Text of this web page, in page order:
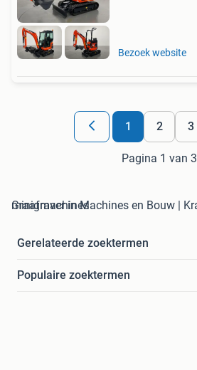
Bezoek website
1 2 3
Pagina 1 van 3
minigraver in Machines en Bouw | Kranen en Graafmachines
Gerelateerde zoektermen
Populaire zoektermen